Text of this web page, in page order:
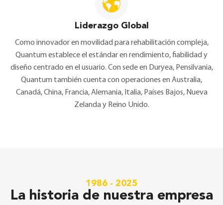
Liderazgo Global
Como innovador en movilidad para rehabilitación compleja,
Quantum establece el estándar en rendimiento, fiabilidad y
diseño centrado en el usuario. Con sede en Duryea, Pensilvania,
Quantum también cuenta con operaciones en Australia,
Canadá, China, Francia, Alemania, Italia, Países Bajos, Nueva
Zelanda y Reino Unido.
1986 - 2025
La historia de nuestra empresa